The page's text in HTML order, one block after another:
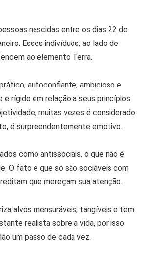
nascidas entre os dias 22 de
Esses indivíduos, ao lado de
ao elemento Terra.
autoconfiante, ambicioso e
rígido em relação a seus princípios.
muitas vezes é considerado
é surpreendentemente emotivo.
como antissociais, o que não é
O fato é que só são sociáveis com
que mereçam sua atenção.
alvos mensuráveis, tangíveis e tem
realista sobre a vida, por isso
um passo de cada vez.